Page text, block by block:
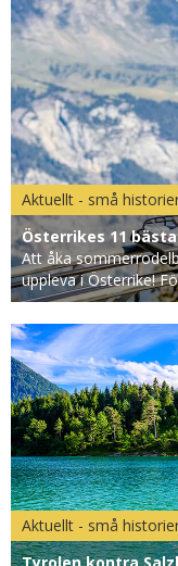
Aktuellt - små
Österrikes 11
Att åka
uppleva i Österrike!
Aktuellt - små